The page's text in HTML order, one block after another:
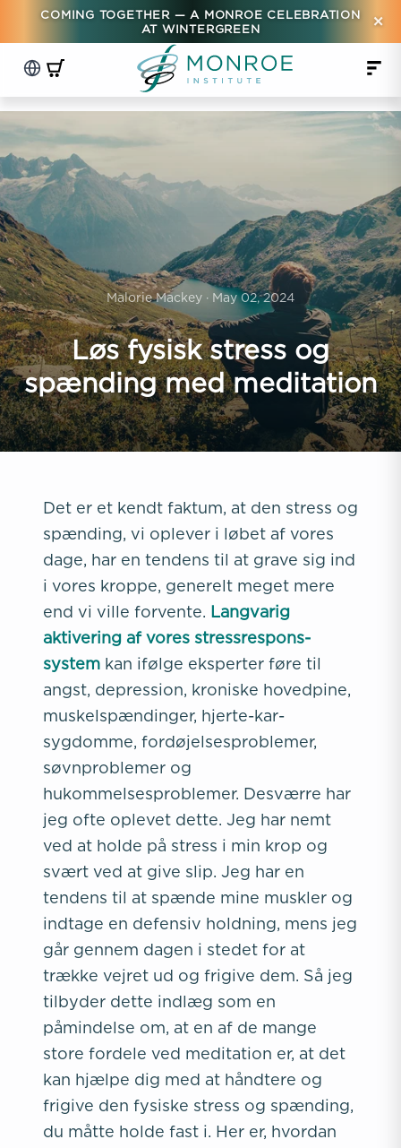
COMING TOGETHER — A MONROE CELEBRATION
AT WINTERGREEN
×
Malorie Mackey · May 02, 2024
Løs fysisk stress og
spænding med meditation
Det er et kendt faktum, at den stress og
spænding, vi oplever i løbet af vores
dage, har en tendens til at grave sig ind
i vores kroppe, generelt meget mere
end vi ville forvente. Langvarig
aktivering af vores stressrespons-
system kan ifølge eksperter føre til
angst, depression, kroniske hovedpine,
muskelspændinger, hjerte-kar-
sygdomme, fordøjelsesproblemer,
søvnproblemer og
hukommelsesproblemer. Desværre har
jeg ofte oplevet dette. Jeg har nemt
ved at holde på stress i min krop og
svært ved at give slip. Jeg har en
tendens til at spænde mine muskler og
indtage en defensiv holdning, mens jeg
går gennem dagen i stedet for at
trække vejret ud og frigive dem. Så jeg
tilbyder dette indlæg som en
påmindelse om, at en af de mange
store fordele ved meditation er, at det
kan hjælpe dig med at håndtere og
frigive den fysiske stress og spænding,
du måtte holde fast i. Her er, hvordan